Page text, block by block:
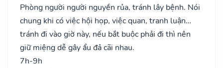
Phòng người người nguyền rủa, tránh lây bệnh. Nói
chung khi có việc hội họp, việc quan, tranh luận…
tránh đi vào giờ này, nếu bắt buộc phải đi thì nên
giữ miệng dễ gây ẩu đả cãi nhau.
7h-9h